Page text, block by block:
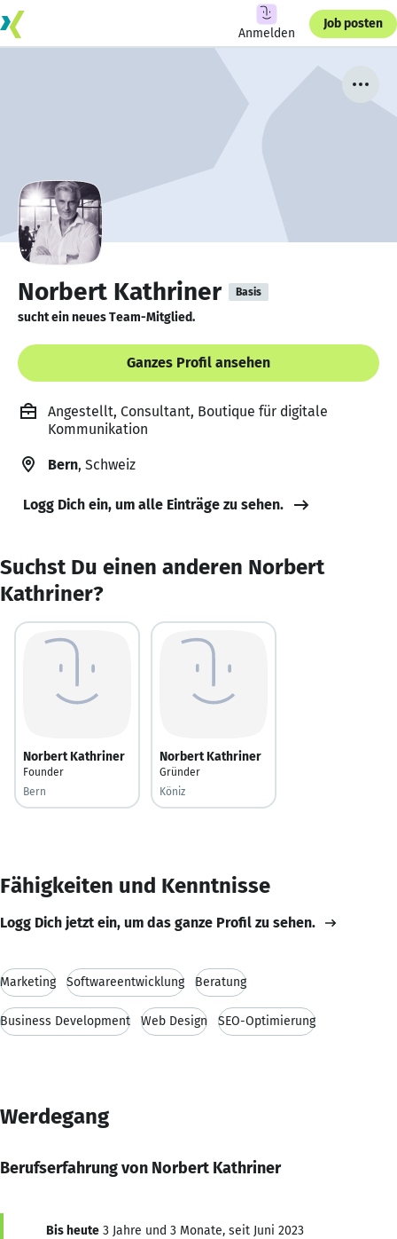
Anmelden
Job posten
Norbert Kathriner Basis
sucht ein neues Team-Mitglied.
Ganzes Profil ansehen
Angestellt, Consultant, Boutique für digitale
Kommunikation
Bern, Schweiz
Logg Dich ein, um alle Einträge zu sehen.
Suchst Du einen anderen Norbert
Kathriner?
Norbert Kathriner
Founder
Bern
Norbert Kathriner
Gründer
Köniz
Fähigkeiten und Kenntnisse
Logg Dich jetzt ein, um das ganze Profil zu sehen.
Marketing Softwareentwicklung Beratung
Business Development Web Design SEO-Optimierung
Werdegang
Berufserfahrung von Norbert Kathriner
Bis heute 3 Jahre und 3 Monate, seit Juni 2023